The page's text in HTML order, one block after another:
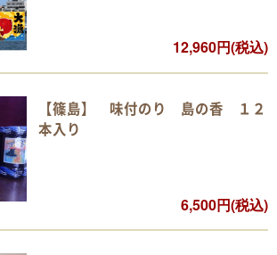
12,960円(税込)
【篠島】 味付のり 島の香 １２
本入り
6,500円(税込)